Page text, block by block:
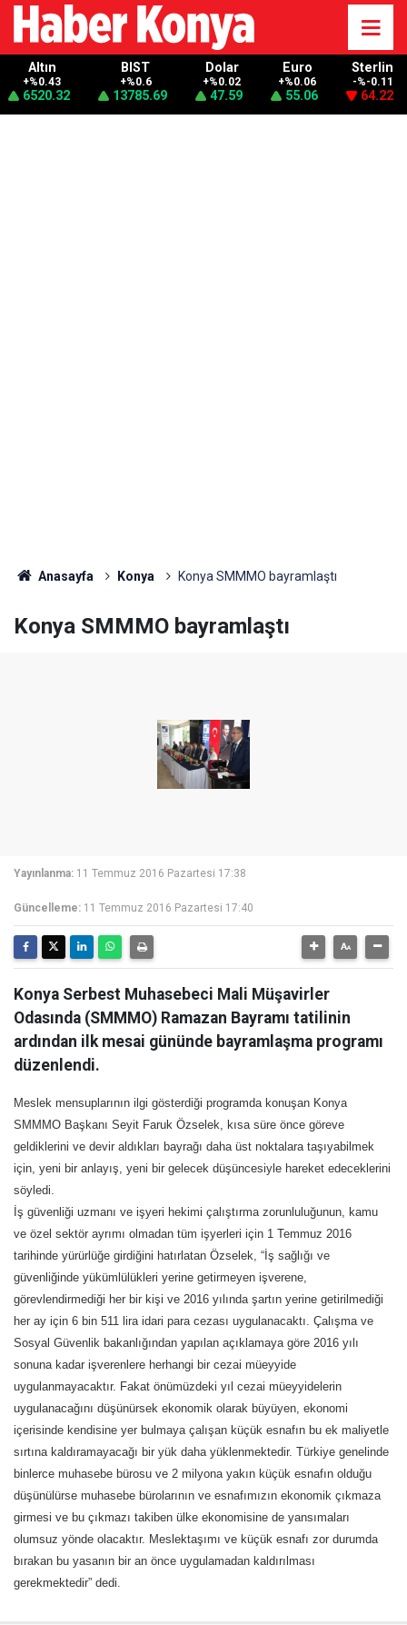
Altın
+%0.43
6520.32
BIST
+%0.6
13785.69
Dolar
+%0.02
47.59
Euro
+%0.06
55.06
Sterlin
-%-0.11
64.22
Anasayfa Konya Konya SMMMO bayramlaştı
Konya SMMMO bayramlaştı
Yayınlanma: 11 Temmuz 2016 Pazartesi 17:38
Güncelleme: 11 Temmuz 2016 Pazartesi 17:40
Konya Serbest Muhasebeci Mali Müşavirler
Odasında (SMMMO) Ramazan Bayramı tatilinin
ardından ilk mesai gününde bayramlaşma programı
düzenlendi.
Meslek mensuplarının ilgi gösterdiği programda konuşan Konya
SMMMO Başkanı Seyit Faruk Özselek, kısa süre önce göreve
geldiklerini ve devir aldıkları bayrağı daha üst noktalara taşıyabilmek
için, yeni bir anlayış, yeni bir gelecek düşüncesiyle hareket edeceklerini
söyledi.
İş güvenliği uzmanı ve işyeri hekimi çalıştırma zorunluluğunun, kamu
ve özel sektör ayrımı olmadan tüm işyerleri için 1 Temmuz 2016
tarihinde yürürlüğe girdiğini hatırlatan Özselek, “İş sağlığı ve
güvenliğinde yükümlülükleri yerine getirmeyen işverene,
görevlendirmediği her bir kişi ve 2016 yılında şartın yerine getirilmediği
her ay için 6 bin 511 lira idari para cezası uygulanacaktı. Çalışma ve
Sosyal Güvenlik bakanlığından yapılan açıklamaya göre 2016 yılı
sonuna kadar işverenlere herhangi bir cezai müeyyide
uygulanmayacaktır. Fakat önümüzdeki yıl cezai müeyyidelerin
uygulanacağını düşünürsek ekonomik olarak büyüyen, ekonomi
içerisinde kendisine yer bulmaya çalışan küçük esnafın bu ek maliyetle
sırtına kaldıramayacağı bir yük daha yüklenmektedir. Türkiye genelinde
binlerce muhasebe bürosu ve 2 milyona yakın küçük esnafın olduğu
düşünülürse muhasebe bürolarının ve esnafımızın ekonomik çıkmaza
girmesi ve bu çıkmazı takiben ülke ekonomisine de yansımaları
olumsuz yönde olacaktır. Meslektaşımı ve küçük esnafı zor durumda
bırakan bu yasanın bir an önce uygulamadan kaldırılması
gerekmektedir” dedi.